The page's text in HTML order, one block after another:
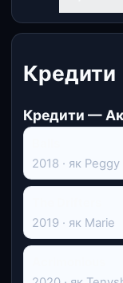
Кредити
Кредити —
2018 · як Peggy
2019 · як Marie